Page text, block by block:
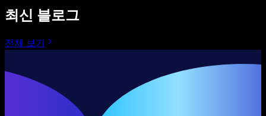
최신 블로그
전체 보기